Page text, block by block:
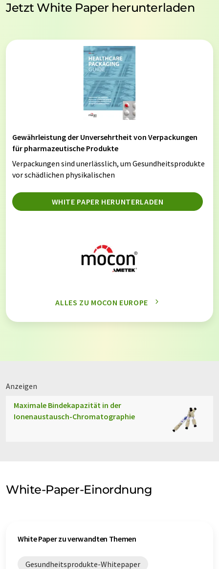
Jetzt White Paper herunterladen
Gewährleistung der Unversehrtheit von Verpackungen
für pharmazeutische Produkte
Verpackungen sind unerlässlich, um Gesundheitsprodukte
vor schädlichen physikalischen
WHITE PAPER HERUNTERLADEN
ALLES ZU MOCON EUROPE
Anzeigen
Maximale Bindekapazität in der
Ionenaustausch-Chromatographie
White-Paper-Einordnung
White Paper zu verwandten Themen
Gesundheitsprodukte-Whitepaper